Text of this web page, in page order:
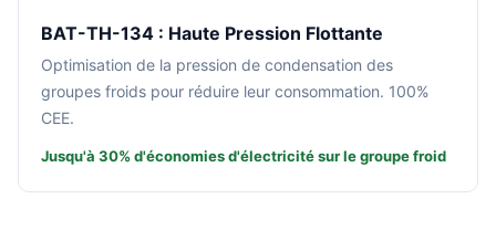
BAT-TH-134 : Haute Pression Flottante
Optimisation de la pression de condensation des
groupes froids pour réduire leur consommation. 100%
CEE.
Jusqu'à 30% d'économies d'électricité sur le groupe froid